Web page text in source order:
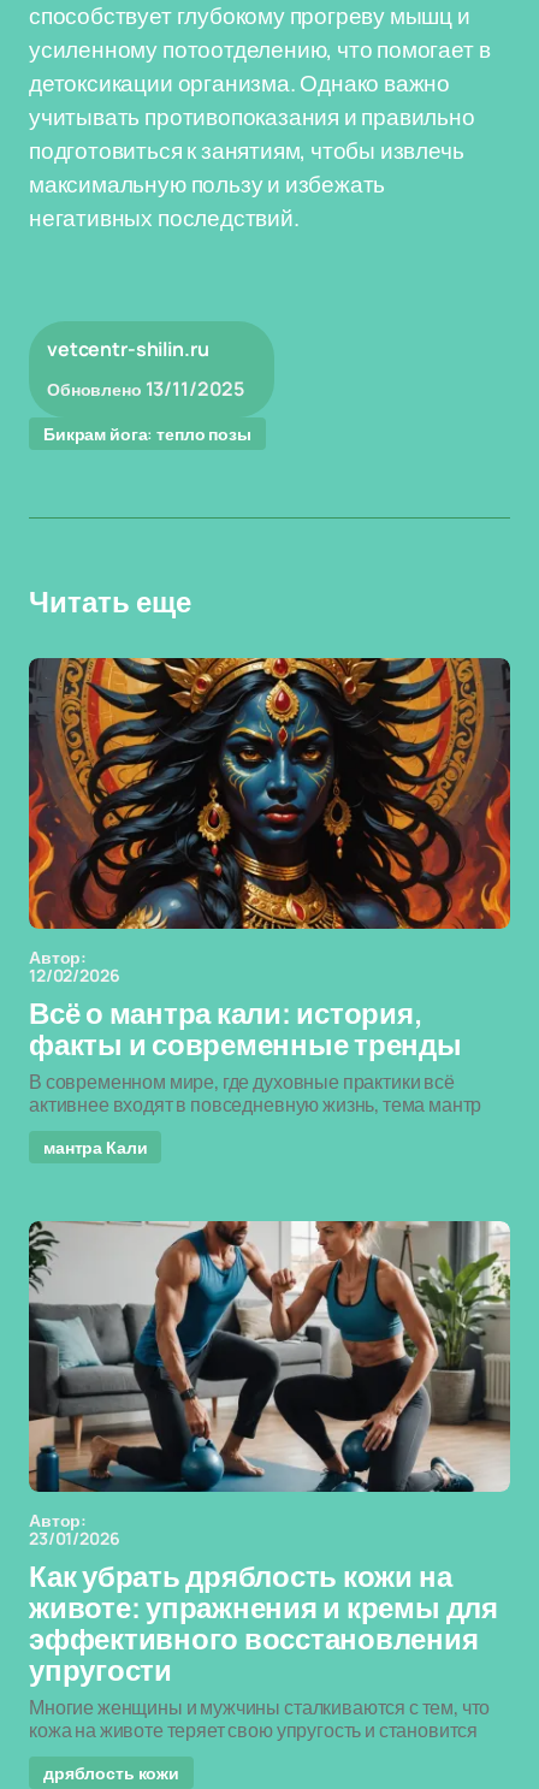
способствует глубокому прогреву мышц и
усиленному потоотделению, что помогает в
детоксикации организма. Однако важно
учитывать противопоказания и правильно
подготовиться к занятиям, чтобы извлечь
максимальную пользу и избежать
негативных последствий.
vetcentr-shilin.ru
Обновлено 13/11/2025
Бикрам йога: тепло позы
Читать еще
Автор:
12/02/2026
Всё о мантра кали: история,
факты и современные тренды
В современном мире, где духовные практики всё
активнее входят в повседневную жизнь, тема мантр
мантра Кали
Автор:
23/01/2026
Как убрать дряблость кожи на
животе: упражнения и кремы для
эффективного восстановления
упругости
Многие женщины и мужчины сталкиваются с тем, что
кожа на животе теряет свою упругость и становится
дряблость кожи